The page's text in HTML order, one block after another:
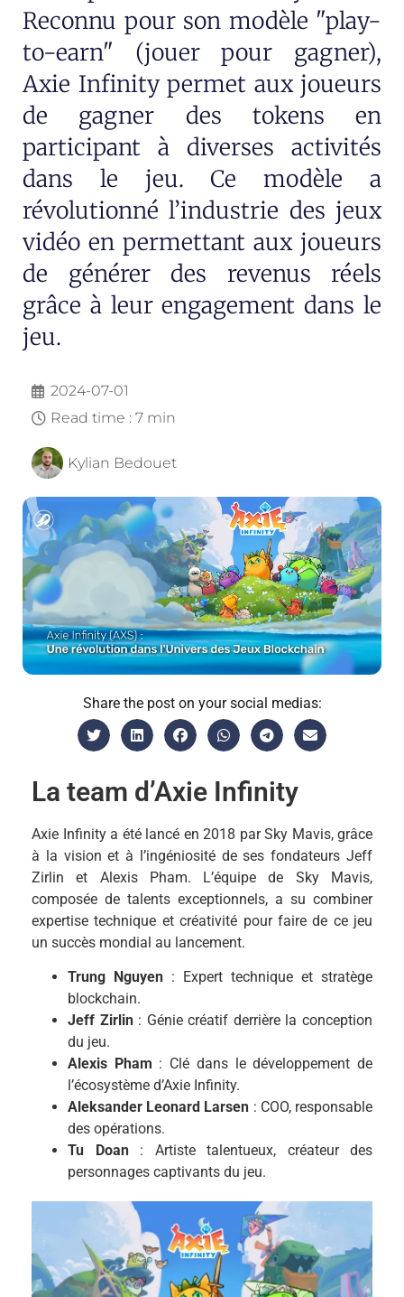
Reconnu pour son modèle "play-
to-earn" (jouer pour gagner),
Axie Infinity permet aux joueurs
de gagner des tokens en
participant à diverses activités
dans le jeu. Ce modèle a
révolutionné l’industrie des jeux
vidéo en permettant aux joueurs
de générer des revenus réels
grâce à leur engagement dans le
jeu.
2024-07-01
Read time : 7 min
Kylian Bedouet
Share the post on your social medias:
La team d’Axie Infinity
Axie Infinity a été lancé en 2018 par Sky Mavis, grâce
à la vision et à l’ingéniosité de ses fondateurs Jeff
Zirlin et Alexis Pham. L’équipe de Sky Mavis,
composée de talents exceptionnels, a su combiner
expertise technique et créativité pour faire de ce jeu
un succès mondial au lancement.
Trung Nguyen : Expert technique et stratège
blockchain.
Jeff Zirlin: Génie créatif derrière la conception
du jeu.
Alexis Pham : Clé dans le développement de
l’écosystème d’Axie Infinity.
Aleksander Leonard Larsen : COO, responsable
des opérations.
Tu Doan: Artiste talentueux, créateur des
personnages captivants du jeu.